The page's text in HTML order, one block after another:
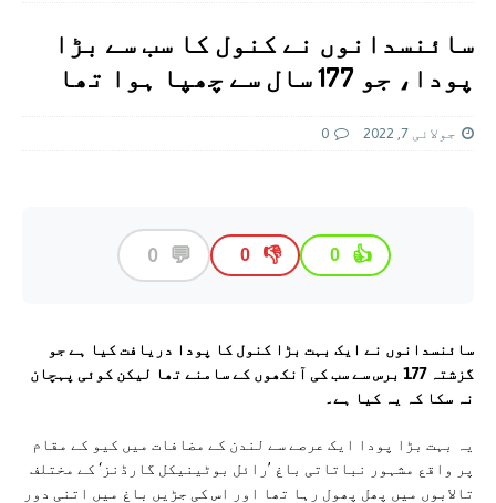
سائنسدانوں نے کنول کا سب سے بڑا
پودا، جو 177 سال سے چھپا ہوا تھا
جولائی 7, 2022 0
👍
0
👎
0
💬
0
سائنسدانوں نے ایک بہت بڑا کنول کا پودا دریافت کيا ہے جو
گزشتہ 177 برس سے سب کی آنکھوں کے سامنے تھا لیکن کوئی پہچان
نہ سکا کہ یہ کیا ہے۔
یہ بہت بڑا پودا ایک عرصے سے لندن کے مضافات میں کیو کے مقام
پر واقع مشہور نباتاتی باغ ’رائل بوٹینیکل گارڈنز‘ کے مختلف
تالابوں میں پھل پھول رہا تھا اور اس کی جڑیں باغ میں اتنی دور